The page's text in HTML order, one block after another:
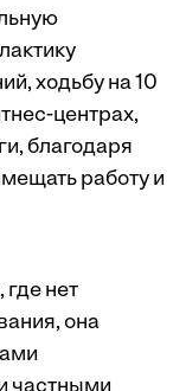
ходьбу на 10
центрах,
благодаря
работу и
где нет
она